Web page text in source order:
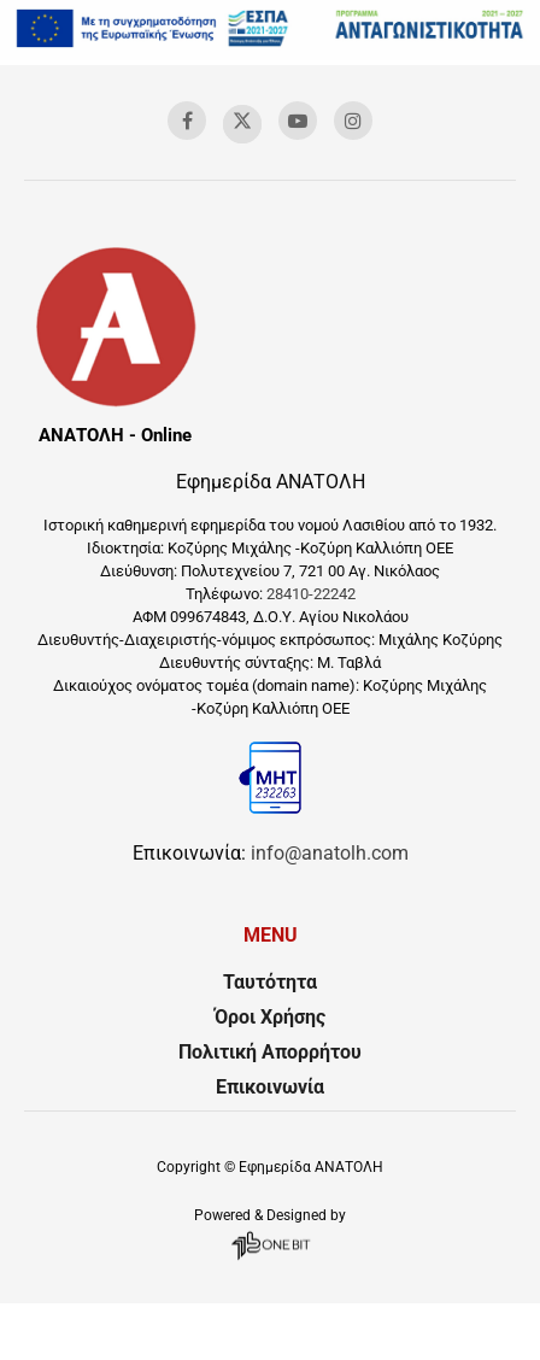
ΑΝΑΤΟΛΗ - Online
Εφημερίδα ΑΝΑΤΟΛΗ
Ιστορική καθημερινή εφημερίδα του νομού Λασιθίου από το 1932.
Ιδιοκτησία: Κοζύρης Μιχάλης -Κοζύρη Καλλιόπη ΟΕΕ
Διεύθυνση: Πολυτεχνείου 7, 721 00 Αγ. Νικόλαος
Τηλέφωνο: 28410-22242
ΑΦΜ 099674843, Δ.Ο.Υ. Αγίου Νικολάου
Διευθυντής-Διαχειριστής-νόμιμος εκπρόσωπος: Μιχάλης Κοζύρης
Διευθυντής σύνταξης: Μ. Ταβλά
Δικαιούχος ονόματος τομέα (domain name): Κοζύρης Μιχάλης
-Κοζύρη Καλλιόπη ΟΕΕ
Επικοινωνία: info@anatolh.com
MENU
Ταυτότητα
Όροι Χρήσης
Πολιτική Απορρήτου
Επικοινωνία
Copyright © Εφημερίδα ΑΝΑΤΟΛΗ
Powered & Designed by